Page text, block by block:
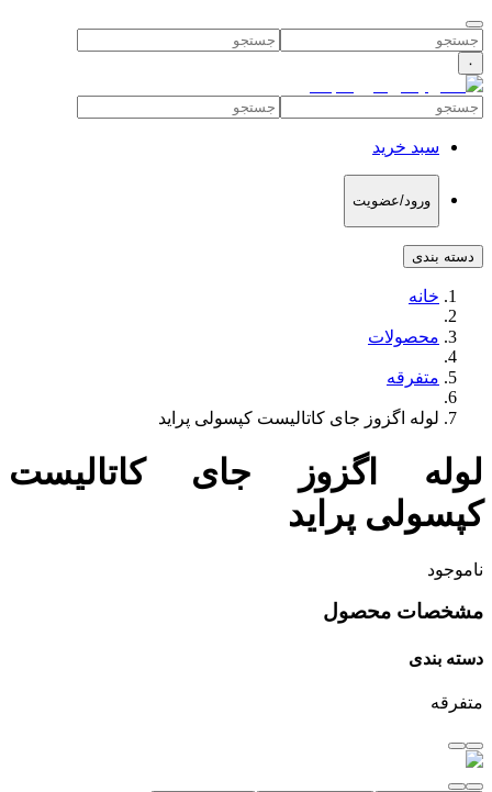
۰
سبد خرید
ورود/عضویت
دسته بندی
خانه
محصولات
متفرقه
لوله اگزوز جای کاتالیست کپسولی پراید
لوله اگزوز جای کاتالیست
کپسولی پراید
ناموجود
مشخصات محصول
دسته بندی
متفرقه